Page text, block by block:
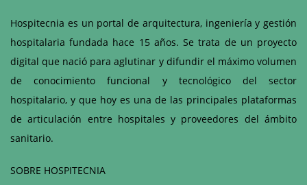
Hospitecnia es un portal de arquitectura, ingeniería y gestión
hospitalaria fundada hace 15 años. Se trata de un proyecto
digital que nació para aglutinar y difundir el máximo volumen
de conocimiento funcional y tecnológico del sector
hospitalario, y que hoy es una de las principales plataformas
de articulación entre hospitales y proveedores del ámbito
sanitario.
SOBRE HOSPITECNIA